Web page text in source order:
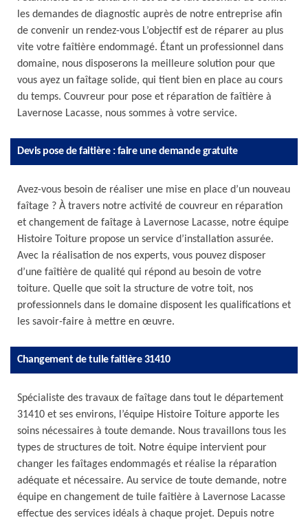
les demandes de diagnostic auprès de notre entreprise afin
de convenir un rendez-vous L’objectif est de réparer au plus
vite votre faîtière endommagé. Étant un professionnel dans
domaine, nous disposerons la meilleure solution pour que
vous ayez un faîtage solide, qui tient bien en place au cours
du temps. Couvreur pour pose et réparation de faîtière à
Lavernose Lacasse, nous sommes à votre service.
Devis pose de faitière : faire une demande gratuite
Avez-vous besoin de réaliser une mise en place d’un nouveau
faîtage ? À travers notre activité de couvreur en réparation
et changement de faîtage à Lavernose Lacasse, notre équipe
Histoire Toiture propose un service d’installation assurée.
Avec la réalisation de nos experts, vous pouvez disposer
d’une faîtière de qualité qui répond au besoin de votre
toiture. Quelle que soit la structure de votre toit, nos
professionnels dans le domaine disposent les qualifications et
les savoir-faire à mettre en œuvre.
Changement de tuile faitière 31410
Spécialiste des travaux de faîtage dans tout le département
31410 et ses environs, l’équipe Histoire Toiture apporte les
soins nécessaires à toute demande. Nous travaillons tous les
types de structures de toit. Notre équipe intervient pour
changer les faîtages endommagés et réalise la réparation
adéquate et nécessaire. Au service de toute demande, notre
équipe en changement de tuile faîtière à Lavernose Lacasse
effectue des services idéals à chaque projet. Depuis notre